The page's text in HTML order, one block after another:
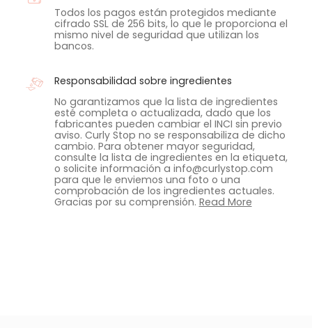
Todos los pagos están protegidos mediante
cifrado SSL de 256 bits, lo que le proporciona el
mismo nivel de seguridad que utilizan los
bancos.
Responsabilidad sobre ingredientes
No garantizamos que la lista de ingredientes
esté completa o actualizada, dado que los
fabricantes pueden cambiar el INCI sin previo
aviso. Curly Stop no se responsabiliza de dicho
cambio. Para obtener mayor seguridad,
consulte la lista de ingredientes en la etiqueta,
o solicite información a info@curlystop.com
para que le enviemos una foto o una
comprobación de los ingredientes actuales.
Gracias por su comprensión. Read More